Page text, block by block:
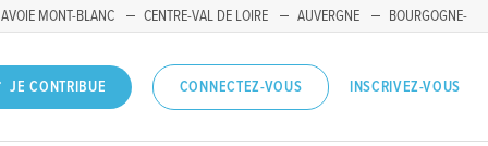
MONT-BLANC CENTRE-VAL DE LOIRE AUVERGNE BOURGOGNE-
JE CONTRIBUE CONNECTEZ-VOUS INSCRIVEZ-VOUS